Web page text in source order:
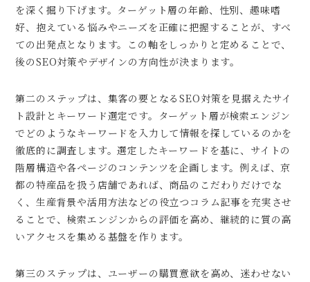
を深く掘り下げます。ターゲット層の年齢、性別、趣味嗜
好、抱えている悩みやニーズを正確に把握することが、すべ
ての出発点となります。この軸をしっかりと定めることで、
後のSEO対策やデザインの方向性が決まります。
第二のステップは、集客の要となるSEO対策を見据えたサイ
ト設計とキーワード選定です。ターゲット層が検索エンジン
でどのようなキーワードを入力して情報を探しているのかを
徹底的に調査します。選定したキーワードを基に、サイトの
階層構造や各ページのコンテンツを企画します。例えば、京
都の特産品を扱う店舗であれば、商品のこだわりだけでな
く、生産背景や活用方法などの役立つコラム記事を充実させ
ることで、検索エンジンからの評価を高め、継続的に質の高
いアクセスを集める基盤を作ります。
第三のステップは、ユーザーの購買意欲を高め、迷わせない